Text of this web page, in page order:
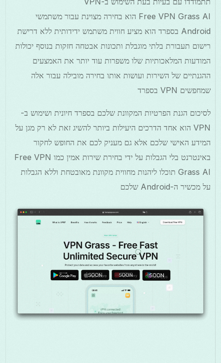
Free VPN Grass AI הוא בחירה מצוינת עבור משתמשי
Android בספרד הוא מציע חווית משתמש ידידותית ללא דרישת
רישום תעבורת בלתי מוגבלת ותכונות אבטחה חזקות בנוסף יכולות
המודעות המלאכותיות שלו משפרות עוד יותר את האמצעים
ההגנתיים של השירות ועושות אותו בחירה מובילה עבור אלה
שמחפשים VPN בספרד
לסיכום הגנת הפרטיות המקוונת שלכם בספרד חיונית ושימוש ב-
VPN הוא אחד הדרכים היעילות ביותר להשיג זאת לא רק מגן על
המידע האישי שלכם אלא גם מעניק לכם את החופש לחקור
באינטרנט בלי הגבלות על ידי בחירת שירות אמין כמו Free VPN
Grass AI תוכלו ליהנות מחווית מקוונת מאובטחת וללא הגבלות
על מכשיר ה-Android שלכם